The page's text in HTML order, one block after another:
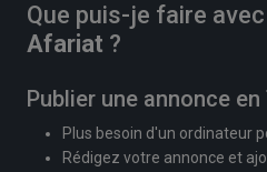
Que puis-je faire
Afariat ?
Publier une annonce
Plus besoin d'un ordinateur
Rédigez votre annonce et